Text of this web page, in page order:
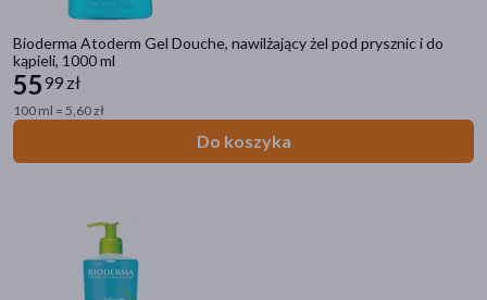
Bioderma Atoderm Gel Douche, nawilżający żel pod prysznic i do
kąpieli, 1000 ml
5599 zł
100 ml = 5,60 zł
Do koszyka
Kategorie produktów
Zdrowie